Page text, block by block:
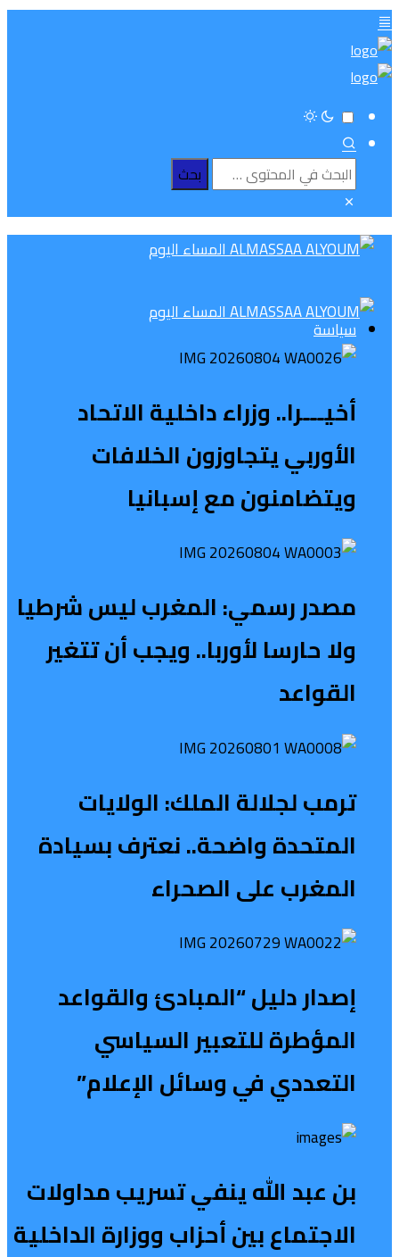
سياسة
أخيـــرا.. وزراء داخلية الاتحاد
الأوربي يتجاوزون الخلافات
ويتضامنون مع إسبانيا
مصدر رسمي: المغرب ليس شرطيا
ولا حارسا لأوربا.. ويجب أن تتغير
القواعد
ترمب لجلالة الملك: الولايات
المتحدة واضحة.. نعترف بسيادة
المغرب على الصحراء
إصدار دليل “المبادئ والقواعد
المؤطرة للتعبير السياسي
التعددي في وسائل الإعلام”
بن عبد الله ينفي تسريب مداولات
الاجتماع بين أحزاب ووزارة الداخلية